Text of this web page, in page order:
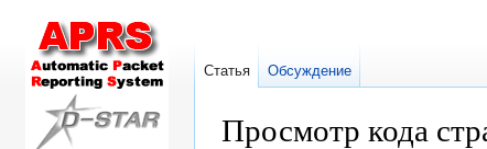
Просмотр кода
Статья Обсуждение